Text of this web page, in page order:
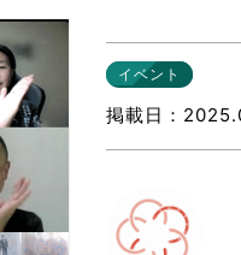
きるボランティア
連ニュース（外部記事
イベント
掲載日